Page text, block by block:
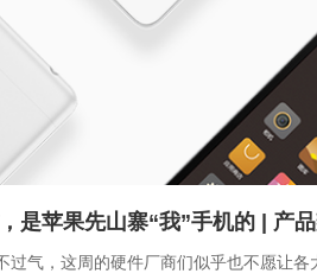
是苹果先山寨“我”手机的 | 产
过气，这周的硬件厂商们似乎也不愿让